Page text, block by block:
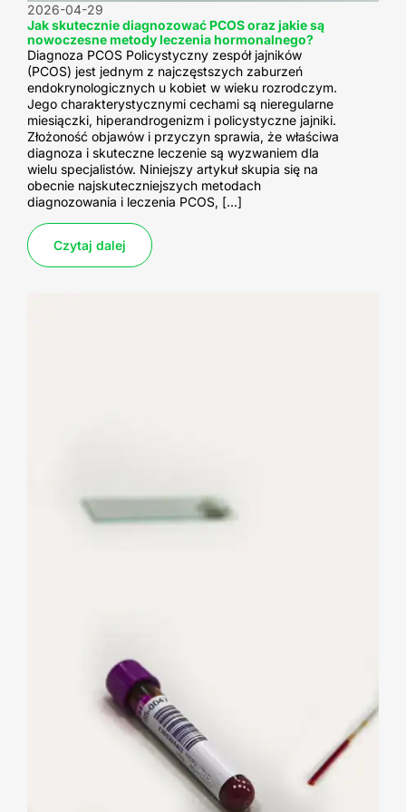
Jak skutecznie diagnozować PCOS oraz jakie są
nowoczesne metody leczenia hormonalnego?
2026-04-29
Diagnoza PCOS Policystyczny zespół jajników
(PCOS) jest jednym z najczęstszych zaburzeń
endokrynologicznych u kobiet w wieku rozrodczym.
Jego charakterystycznymi cechami są nieregularne
miesiączki, hiperandrogenizm i policystyczne jajniki.
Złożoność objawów i przyczyn sprawia, że właściwa
diagnoza i skuteczne leczenie są wyzwaniem dla
wielu specjalistów. Niniejszy artykuł skupia się na
obecnie najskuteczniejszych metodach
diagnozowania i leczenia PCOS, […]
Czytaj dalej